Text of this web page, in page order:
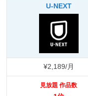
U-NEXT
¥2,189/月
見放題 作品数